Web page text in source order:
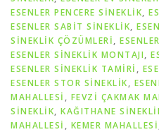
ESENLER PENCERE SINEKLIK,
ESENLER SABIT SINEKLIK,
SINEKLIK ÇÖZÜMLERI,
ESENLER SINEKLIK MONTAJI,
ESENLER SINEKLIK TAMIRI ,
ESENLER STOR SINEKLIK,
MAHALLESİ , FEVZİ ÇAKMAK
SİNEKLİK, KAĞITHANE
MAHALLESİ , KEMER MAHALLESİ